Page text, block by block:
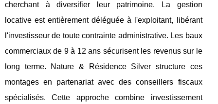
cherchant à diversifier leur patrimoine. La gestion
locative est entièrement déléguée à l'exploitant, libérant
l'investisseur de toute contrainte administrative. Les baux
commerciaux de 9 à 12 ans sécurisent les revenus sur le
long terme. Nature & Résidence Silver structure ces
montages en partenariat avec des conseillers fiscaux
spécialisés. Cette approche combine investissement